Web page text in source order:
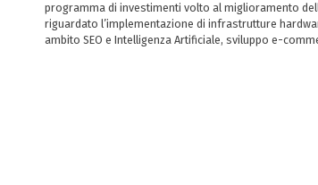
programma di investimenti volto al miglioramento
riguardato l’implementazione di infrastrutture
ambito SEO e Intelligenza Artificiale, sviluppo e-